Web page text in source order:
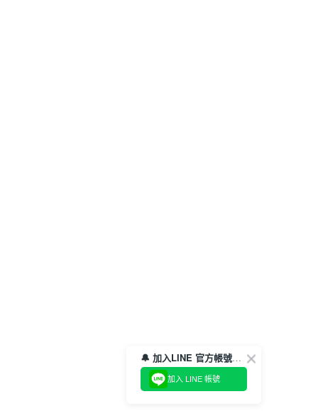
🔔 加入LINE 官方帳號，領取$100折價券！
加入 LINE 帳號